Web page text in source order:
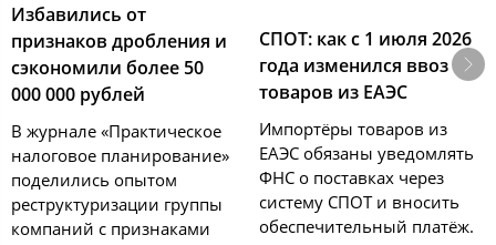
Избавились от
признаков дробления и
сэкономили более 50
000 000 рублей
В журнале «Практическое
налоговое планирование»
поделились опытом
реструктуризации группы
компаний с признаками
СПОТ: как с 1 июля 2026
года изменился ввоз
товаров из ЕАЭС
Импортёры товаров из
ЕАЭС обязаны уведомлять
ФНС о поставках через
систему СПОТ и вносить
обеспечительный платёж.